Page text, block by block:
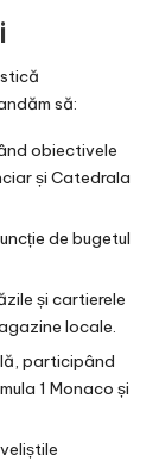
să:
obiectivele
și Catedrala
de bugetul
și cartierele
locale.
participând
1 Monaco și